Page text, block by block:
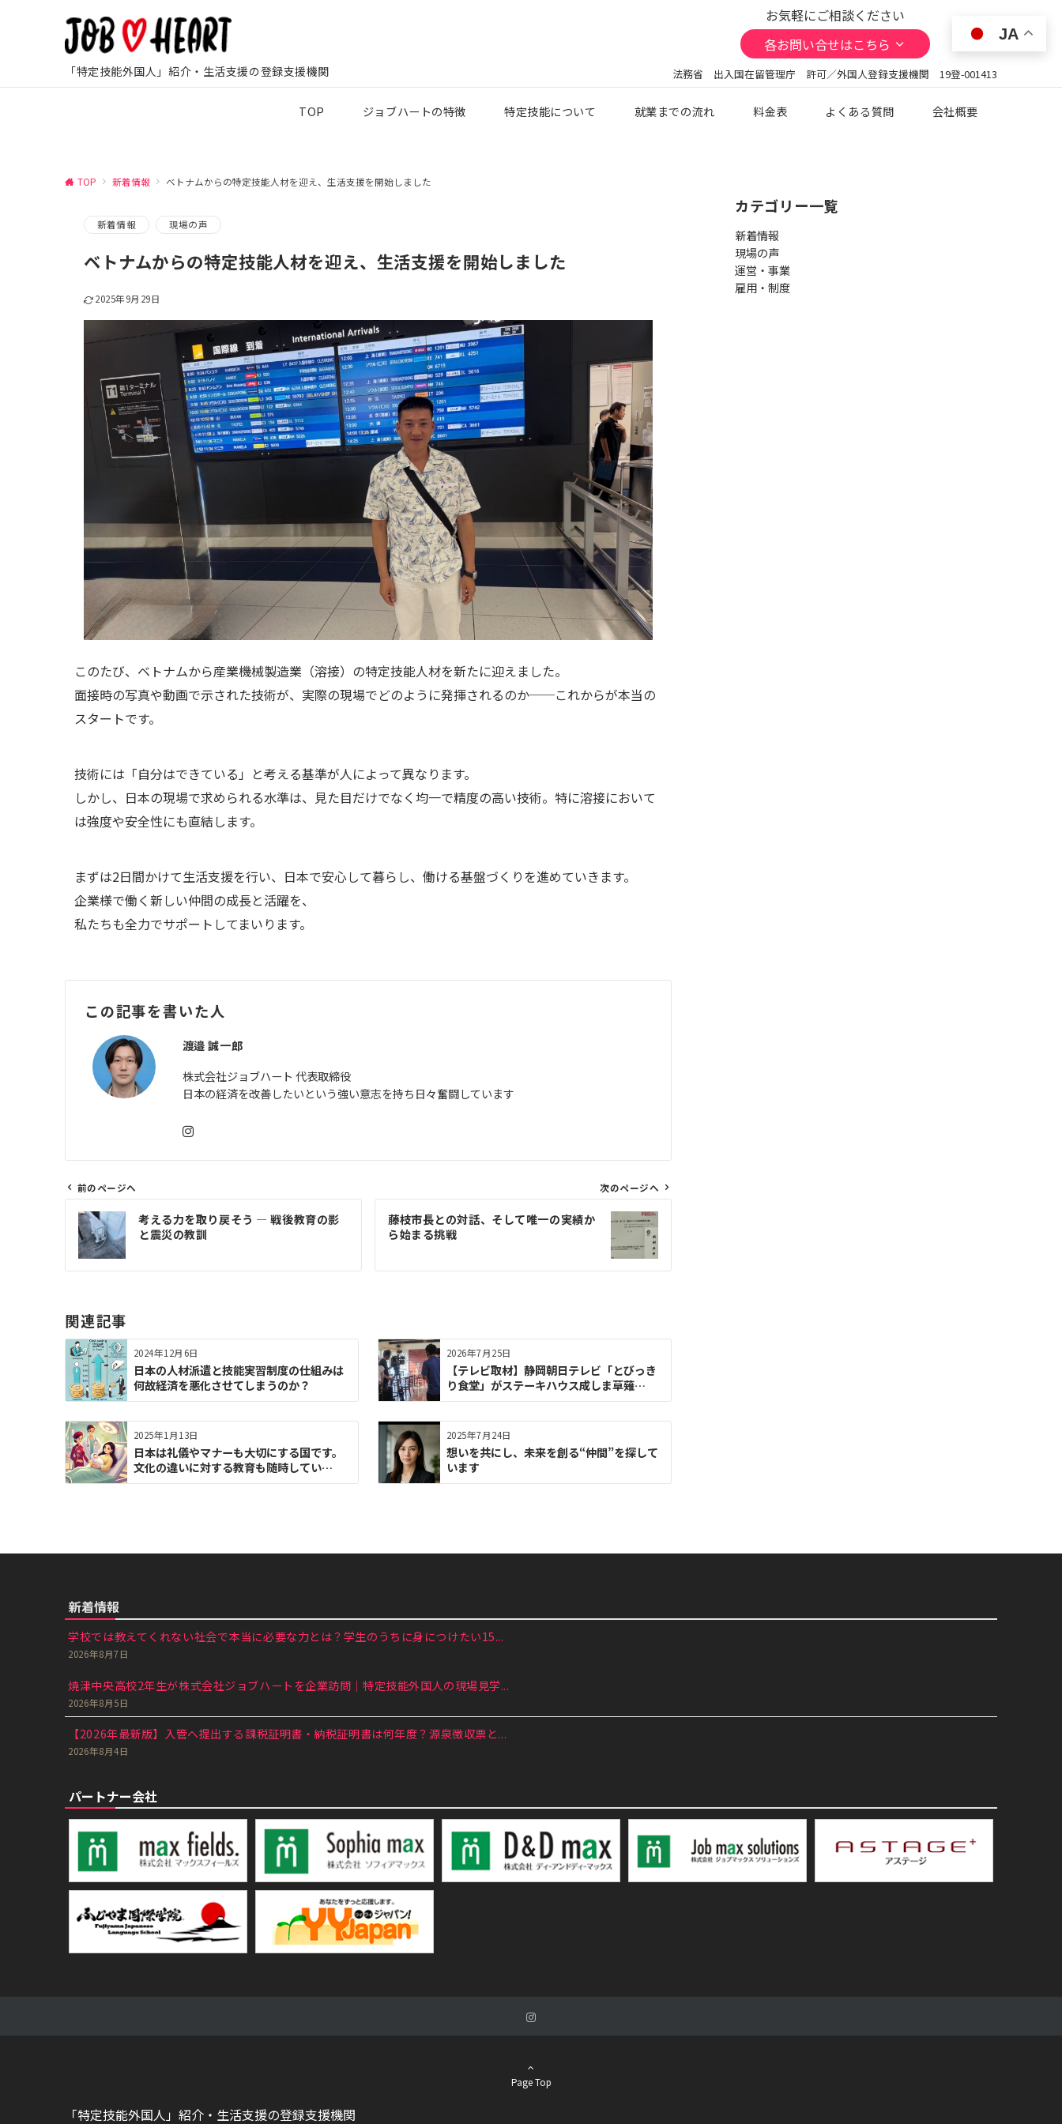
「特定技能外国人」紹介・生活支援の登録支援機関
お気軽にご相談ください
各お問い合せはこちら
法務省 出入国在留管理庁 許可／外国人登録支援機関 19登-001413
TOP ジョブハートの特徴 特定技能について 就業までの流れ 料金表 よくある質問 会社概要
TOP 新着情報 ベトナムからの特定技能人材を迎え、生活支援を開始しました
新着情報 現場の声
ベトナムからの特定技能人材を迎え、生活支援を開始しました
2025年9月29日
このたび、ベトナムから産業機械製造業（溶接）の特定技能人材を新たに迎えました。
面接時の写真や動画で示された技術が、実際の現場でどのように発揮されるのか──これからが本当の
スタートです。
技術には「自分はできている」と考える基準が人によって異なります。
しかし、日本の現場で求められる水準は、見た目だけでなく均一で精度の高い技術。特に溶接において
は強度や安全性にも直結します。
まずは2日間かけて生活支援を行い、日本で安心して暮らし、働ける基盤づくりを進めていきます。
企業様で働く新しい仲間の成長と活躍を、
私たちも全力でサポートしてまいります。
この記事を書いた人
渡邉 誠一郎
株式会社ジョブハート 代表取締役
日本の経済を改善したいという強い意志を持ち日々奮闘しています
ビ
シ
ョ
ン
前のページへ
考える力を取り戻そう ― 戦後教育の影
と震災の教訓
次のページへ
藤枝市長との対話、そして唯一の実績か
ら始まる挑戦
関連記事
2024年12月6日
日本の人材派遣と技能実習制度の仕組みは
何故経済を悪化させてしまうのか？
2026年7月25日
【テレビ取材】静岡朝日テレビ「とびっき
り食堂」がステーキハウス成しま草薙…
2025年1月13日
日本は礼儀やマナーも大切にする国です。
文化の違いに対する教育も随時してい…
2025年7月24日
想いを共にし、未来を創る“仲間”を探して
います
カテゴリー一覧
新着情報
現場の声
運営・事業
雇用・制度
新着情報
学校では教えてくれない社会で本当に必要な力とは？学生のうちに身につけたい15...
2026年8月7日
焼津中央高校2年生が株式会社ジョブハートを企業訪問｜特定技能外国人の現場見学...
2026年8月5日
【2026年最新版】入管へ提出する課税証明書・納税証明書は何年度？源泉徴収票と...
2026年8月4日
パートナー会社
Page Top
「特定技能外国人」紹介・生活支援の登録支援機関
JA